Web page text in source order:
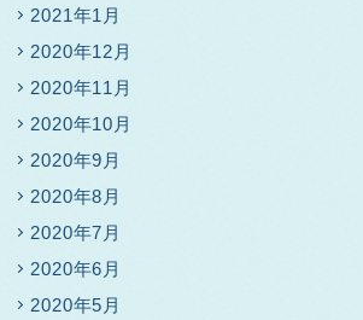
2021年1月
2020年12月
2020年11月
2020年10月
2020年9月
2020年8月
2020年7月
2020年6月
2020年5月